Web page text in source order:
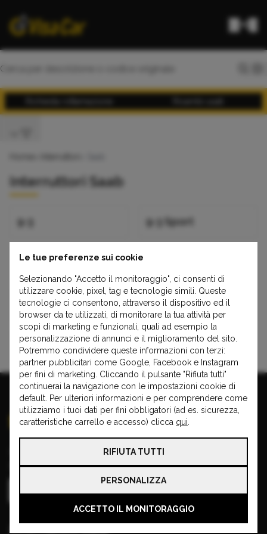
Interruttori Saab
9-3 9-3 Sport
9-3 Sport Sw
9-5 900
9000
Copyright © 2026 VISA CAR
Partita IVA: 00970910196
Informazioni base
Le tue preferenze sui cookie
Selezionando "Accetto il monitoraggio", ci consenti di
utilizzare cookie, pixel, tag e tecnologie simili. Queste
tecnologie ci consentono, attraverso il dispositivo ed il
browser da te utilizzati, di monitorare la tua attività per
scopi di marketing e funzionali, quali ad esempio la
personalizzazione di annunci e il miglioramento del sito.
Potremmo condividere queste informazioni con terzi:
partner pubblicitari come Google, Facebook e Instagram
per fini di marketing. Cliccando il pulsante "Rifiuta tutti"
continuerai la navigazione con le impostazioni cookie di
default. Per ulteriori informazioni e per comprendere come
utilizziamo i tuoi dati per fini obbligatori (ad es. sicurezza,
caratteristiche carrello e accesso) clicca qui
RIFIUTA TUTTI
PERSONALIZZA
ACCETTO IL MONITORAGGIO